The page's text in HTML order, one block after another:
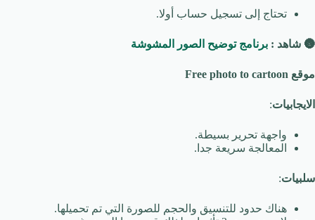
تحتاج إلى تسجيل حساب أولا.
🌚 شاهد : برنامج توضيح الصور المشوشة
موقع Free photo to cartoon
الايجابيات:
واجهة تحرير بسيطة.
المعالجة سريعة جدا.
سلبيات:
هناك حدود للتنسيق والحجم للصورة التي تم تحميلها.